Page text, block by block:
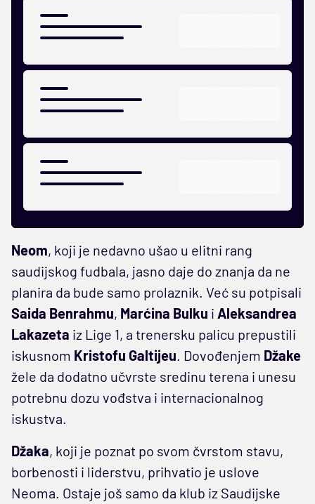
Neom, koji je nedavno ušao u elitni rang
saudijskog fudbala, jasno daje do znanja da ne
planira da bude samo prolaznik. Već su potpisali
Saida Benrahmu, Marćina Bulku i Aleksandrea
Lakazeta iz Lige 1, a trenersku palicu prepustili
iskusnom Kristofu Galtijeu. Dovođenjem Džake
žele da dodatno učvrste sredinu terena i unesu
potrebnu dozu vođstva i internacionalnog
iskustva.
Džaka, koji je poznat po svom čvrstom stavu,
borbenosti i liderstvu, prihvatio je uslove
Neoma. Ostaje još samo da klub iz Saudijske